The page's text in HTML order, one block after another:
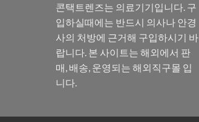
콘택트렌즈는 의료기기입니다. 구
입하실때에는 반드시 의사나 안경
사의 처방에 근거해 구입하시기 바
랍니다. 본 사이트는 해외에서 판
매, 배송, 운영되는 해외직구몰 입
니다.